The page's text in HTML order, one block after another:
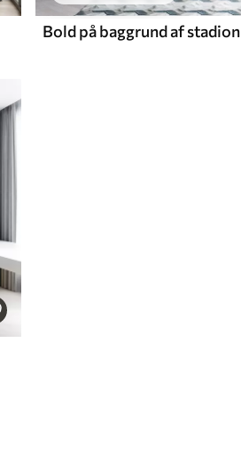
Bold på baggrund af stadion